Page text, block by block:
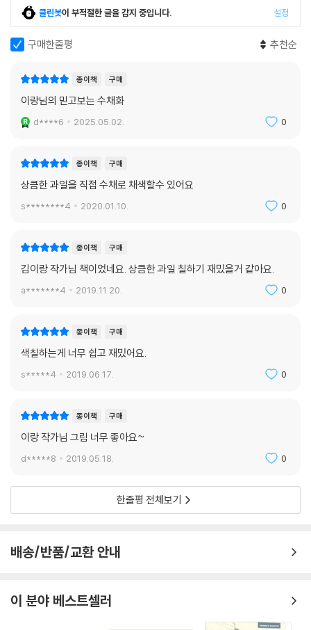
클린봇이 부적절한 글을 감지 중입니다. 설정
구매한줄평 추천순
종이책 구매
이랑님의 믿고보는 수채화
d****6 2025.05.02. 0
종이책 구매
상큼한 과일을 직접 수채로 채색할수 있어요
s********4 2020.01.10. 0
종이책 구매
김이랑 작가님 책이었네요. 상큼한 과일 칠하기 재밌을거 같아요.
a*******4 2019.11.20. 0
종이책 구매
색칠하는게 너무 쉽고 재밌어요.
s*****4 2019.06.17. 0
종이책 구매
이랑 작가님 그림 너무 좋아요~
d*****8 2019.05.18. 0
한줄평 전체보기
배송/반품/교환 안내
이 분야 베스트셀러